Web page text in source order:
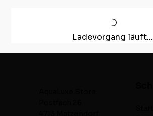
Ladevorgang läuft...